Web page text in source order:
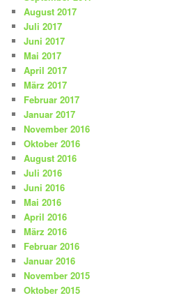
August 2017
Juli 2017
Juni 2017
Mai 2017
April 2017
März 2017
Februar 2017
Januar 2017
November 2016
Oktober 2016
August 2016
Juli 2016
Juni 2016
Mai 2016
April 2016
März 2016
Februar 2016
Januar 2016
November 2015
Oktober 2015